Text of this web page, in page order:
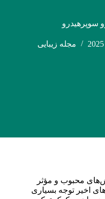
سوپرهیدرو
مجله زیبایی
محبوب و مؤثر
اخیر توجه بسیاری